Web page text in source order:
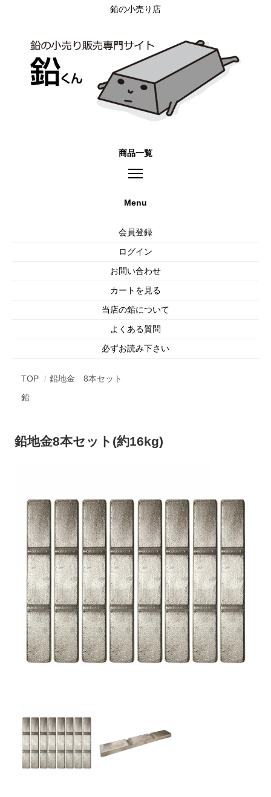
鉛の小売り店
商品一覧
Menu
会員登録
ログイン
お問い合わせ
カートを見る
当店の鉛について
よくある質問
必ずお読み下さい
TOP
鉛地金 8本セット
鉛
鉛地金8本セット(約16kg)